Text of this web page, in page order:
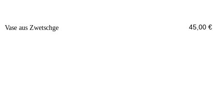
Vase aus Zwetschge 45,00 €